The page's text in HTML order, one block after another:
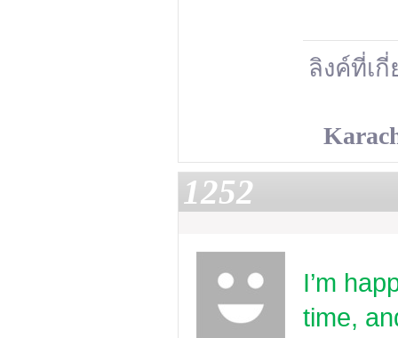
ลิงค์ที่เ
1252
I’m
time,